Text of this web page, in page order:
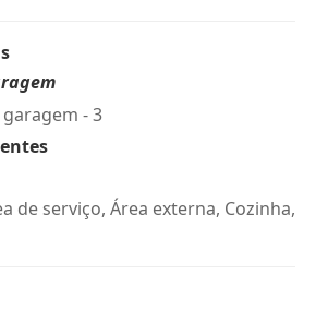
garagem - 3
de serviço, Área externa, Cozinha,